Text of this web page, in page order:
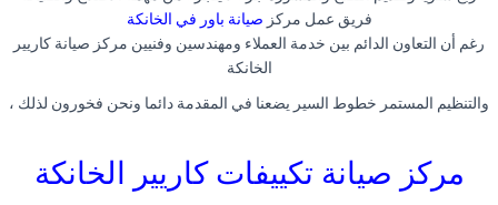
فريق عمل مركز صيانة باور في الخانكة
رغم أن التعاون الدائم بين خدمة العملاء ومهندسين وفنيين مركز صيانة كاريير
الخانكة
والتنظيم المستمر خطوط السير يضعنا في المقدمة دائما ونحن فخورون لذلك ،
مركز صيانة تكييفات كاريير الخانكة